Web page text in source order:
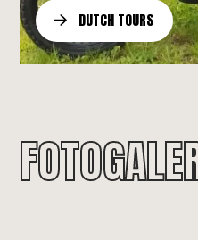
DUTCH TOURS